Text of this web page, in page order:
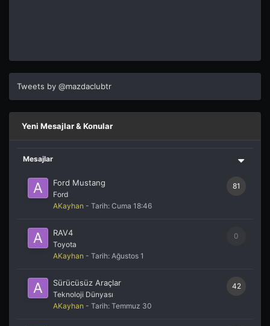
Tweets by @mazdaclubtr
Yeni Mesajlar & Konular
Mesajlar
81
Ford Mustang
Ford
AKayhan - Tarih: Cuma 18:46
0
RAV4
Toyota
AKayhan - Tarih: Ağustos 1
42
Sürücüsüz Araçlar
Teknoloji Dünyası
AKayhan - Tarih: Temmuz 30